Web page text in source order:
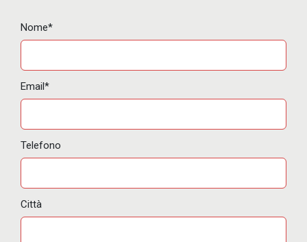
Nome*
Email*
Telefono
Città